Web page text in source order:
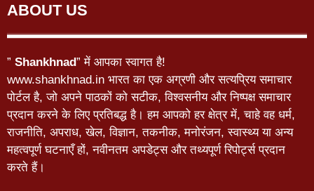
ABOUT US
” Shankhnad” में आपका स्वागत है!
www.shankhnad.in भारत का एक अग्रणी और सत्यप्रिय समाचार
पोर्टल है, जो अपने पाठकों को सटीक, विश्वसनीय और निष्पक्ष समाचार
प्रदान करने के लिए प्रतिबद्ध है। हम आपको हर क्षेत्र में, चाहे वह धर्म,
राजनीति, अपराध, खेल, विज्ञान, तकनीक, मनोरंजन, स्वास्थ्य या अन्य
महत्वपूर्ण घटनाएँ हों, नवीनतम अपडेट्स और तथ्यपूर्ण रिपोर्ट्स प्रदान
करते हैं।